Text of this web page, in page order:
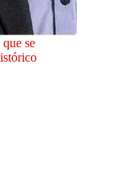
se